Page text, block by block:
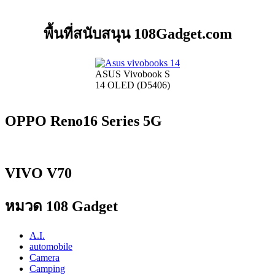
พื้นที่สนับสนุน 108Gadget.com
ASUS Vivobook S
14 OLED (D5406)
OPPO Reno16 Series 5G
VIVO V70
หมวด 108 Gadget
A.I.
automobile
Camera
Camping